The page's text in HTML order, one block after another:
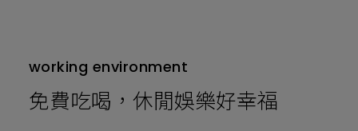
working environment
免費吃喝，休閒娛樂好幸福